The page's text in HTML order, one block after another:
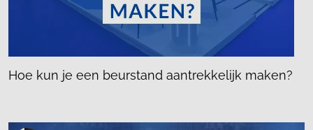
Hoe kun je een beurstand aantrekkelijk maken?